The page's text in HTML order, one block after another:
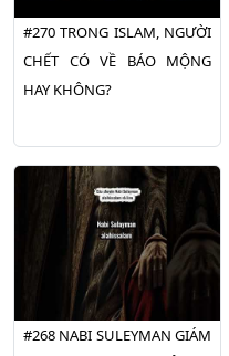
#270 TRONG ISLAM, NGƯỜI
CHẾT CÓ VỀ BÁO MỘNG
HAY KHÔNG?
#268 NABI SULEYMAN GIÁM